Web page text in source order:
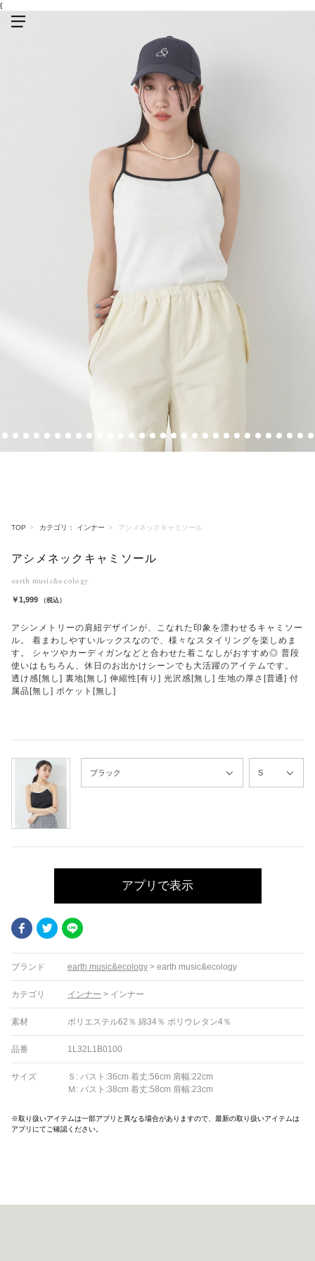
{
TOP カテゴリ： インナー アシメネックキャミソール
アシメネックキャミソール
earth music&ecology
￥1,999 （税込）
アシンメトリーの肩紐デザインが、こなれた印象を漂わせるキャミソー
ル。 着まわしやすいルックスなので、様々なスタイリングを楽しめま
す。 シャツやカーディガンなどと合わせた着こなしがおすすめ◎ 普段
使いはもちろん、休日のお出かけシーンでも大活躍のアイテムです。
透け感[無し] 裏地[無し] 伸縮性[有り] 光沢感[無し] 生地の厚さ[普通] 付
属品[無し] ポケット[無し]
アプリで表示
FacebookTwitter
ブランド earth music&ecology > earth music&ecology
カテゴリ インナー > インナー
素材 ポリエステル62％ 綿34％ ポリウレタン4％
品番 1L32L1B0100
サイズ
Ｓ: バスト:36cm 着丈:56cm 肩幅:22cm
Ｍ: バスト:38cm 着丈:58cm 肩幅:23cm
※取り扱いアイテムは一部アプリと異なる場合がありますので、最新の取り扱いアイテムは
アプリにてご確認ください。
3 4 5 6 7 8 9 10 11 15 16 17 18 19 20 21 22 23 24 25 26 27 28 29 30 31 32